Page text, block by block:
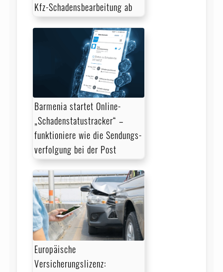
Kfz-Schadensbearbeitung ab
Barmenia startet Online-
„Schadenstatustracker“ –
funktioniere wie die Sen­dungs­
ver­fol­gung bei der Post
Europäische
Versicherungslizenz: